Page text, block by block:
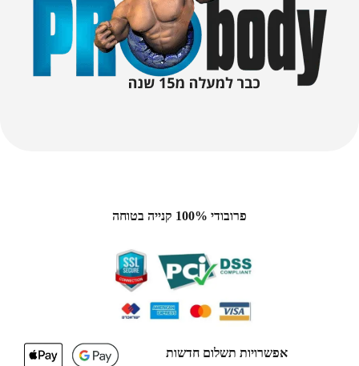
פרובודי 100% קנייה בטוחה
אפשרויות תשלום חדשות